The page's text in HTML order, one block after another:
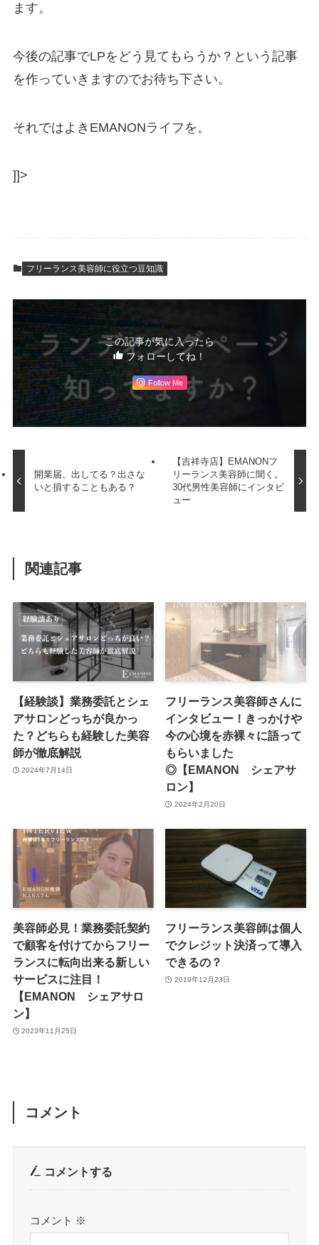
ます。
今後の記事でLPをどう見てもらうか？という記事
を作っていきますのでお待ち下さい。
それではよきEMANONライフを。
]]>
フリーランス美容師に役立つ豆知識
この記事が気に入ったら
フォローしてね！
Follow Me
開業届、出してる？出さな
いと損することもある？
【吉祥寺店】EMANONフ
リーランス美容師に聞く。
30代男性美容師にインタビ
ュー
関連記事
【経験談】業務委託とシェ
アサロンどっちが良かっ
た？どちらも経験した美容
師が徹底解説
2024年7月14日
フリーランス美容師さんに
インタビュー！きっかけや
今の心境を赤裸々に語って
もらいました
◎【EMANON シェアサ
ロン】
2024年2月20日
美容師必見！業務委託契約
で顧客を付けてからフリー
ランスに転向出来る新しい
サービスに注目！
【EMANON シェアサロ
ン】
2023年11月25日
フリーランス美容師は個人
でクレジット決済って導入
できるの？
2019年12月23日
コメント
コメントする
コメント ※